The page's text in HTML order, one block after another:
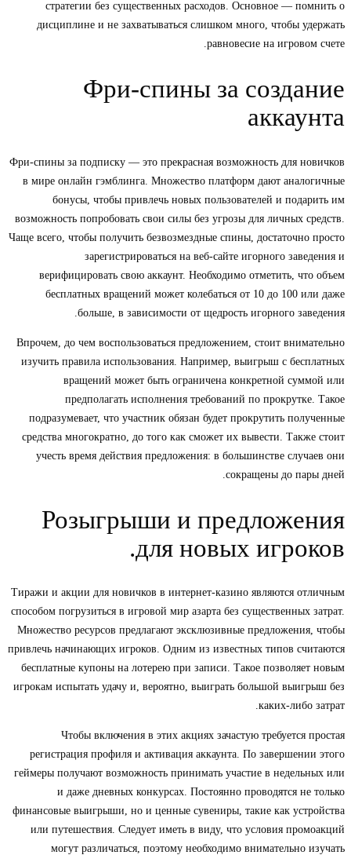
стратегии без существенных расходов. Основное — помнить о
дисциплине и не захватываться слишком много, чтобы удержать
равновесие на игровом счете.
Фри-спины за создание
аккаунта
Фри-спины за подписку — это прекрасная возможность для новичков
в мире онлайн гэмблинга. Множество платформ дают аналогичные
бонусы, чтобы привлечь новых пользователей и подарить им
возможность попробовать свои силы без угрозы для личных средств.
Чаще всего, чтобы получить безвозмездные спины, достаточно просто
зарегистрироваться на веб-сайте игорного заведения и
верифицировать свою аккаунт. Необходимо отметить, что объем
бесплатных вращений может колебаться от 10 до 100 или даже
больше, в зависимости от щедрость игорного заведения.
Впрочем, до чем воспользоваться предложением, стоит внимательно
изучить правила использования. Например, выигрыш с бесплатных
вращений может быть ограничена конкретной суммой или
предполагать исполнения требований по прокрутке. Такое
подразумевает, что участник обязан будет прокрутить полученные
средства многократно, до того как сможет их вывести. Также стоит
учесть время действия предложения: в большинстве случаев они
сокращены до пары дней.
Розыгрыши и предложения
для новых игроков.
Тиражи и акции для новичков в интернет-казино являются отличным
способом погрузиться в игровой мир азарта без существенных затрат.
Множество ресурсов предлагают эксклюзивные предложения, чтобы
привлечь начинающих игроков. Одним из известных типов считаются
бесплатные купоны на лотерею при записи. Такое позволяет новым
игрокам испытать удачу и, вероятно, выиграть большой выигрыш без
каких-либо затрат.
Чтобы включения в этих акциях зачастую требуется простая
регистрация профиля и активация аккаунта. По завершении этого
геймеры получают возможность принимать участие в недельных или
и даже дневных конкурсах. Постоянно проводятся не только
финансовые выигрыши, но и ценные сувениры, такие как устройства
или путешествия. Следует иметь в виду, что условия промоакций
могут различаться, поэтому необходимо внимательно изучать